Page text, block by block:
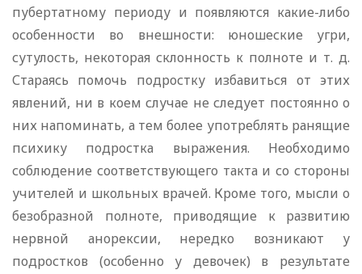
пубертатному периоду и появляются какие-либо
особенности во внешности: юношеские угри,
сутулость, некоторая склонность к полноте и т. д.
Стараясь помочь подростку избавиться от этих
явлений, ни в коем случае не следует постоянно о
них напоминать, а тем более употреблять ранящие
психику подростка выражения. Необходимо
соблюдение соответствующего такта и со стороны
учителей и школьных врачей. Кроме того, мысли о
безобразной полноте, приводящие к развитию
нервной анорексии, нередко возникают у
подростков (особенно у девочек) в результате